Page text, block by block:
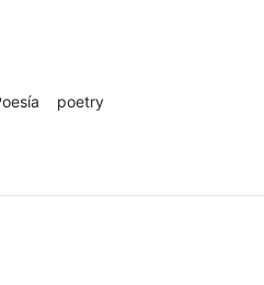
poetry